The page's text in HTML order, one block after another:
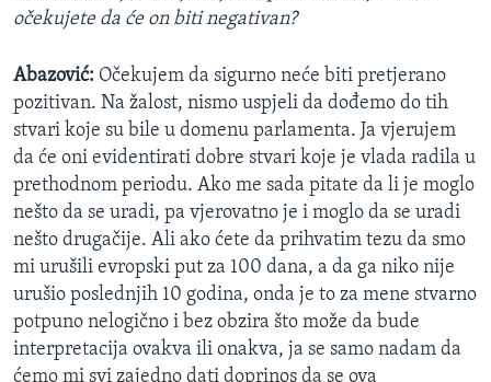
očekujete da će on biti negativan?
Abazović: Očekujem da sigurno neće biti pretjerano
pozitivan. Na žalost, nismo uspjeli da dođemo do tih
stvari koje su bile u domenu parlamenta. Ja vjerujem
da će oni evidentirati dobre stvari koje je vlada radila u
prethodnom periodu. Ako me sada pitate da li je moglo
nešto da se uradi, pa vjerovatno je i moglo da se uradi
nešto drugačije. Ali ako ćete da prihvatim tezu da smo
mi urušili evropski put za 100 dana, a da ga niko nije
urušio poslednjih 10 godina, onda je to za mene stvarno
potpuno nelogično i bez obzira što može da bude
interpretacija ovakva ili onakva, ja se samo nadam da
ćemo mi svi zajedno dati doprinos da se ova